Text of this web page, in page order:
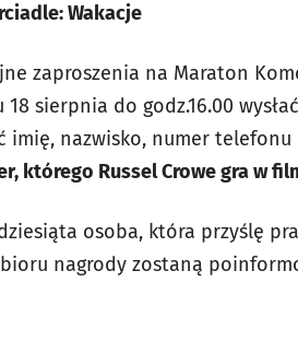
Wakacje
zaproszenia na Maraton
sierpnia do godz.16.00
imię, nazwisko, numer
którego Russel Crowe gra w
osoba, która przyślę
nagrody zostaną